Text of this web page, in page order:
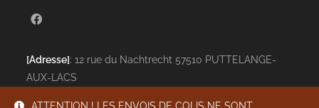
[Adresse]: 12 rue du Nachtrecht 57510 PUTTELANGE-
AUX-LACS